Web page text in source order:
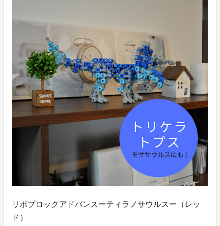
リポブロックアドバンスーティラノサウルスー（レッ
ド）